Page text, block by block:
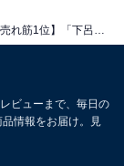
ビューまで、毎日の
情報をお届け。見